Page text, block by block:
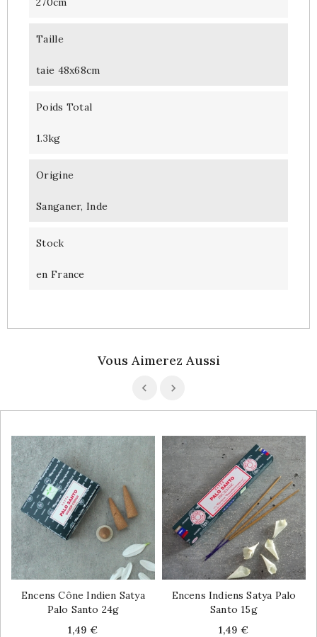
Taille
taie 48x68cm
Poids Total
1.3kg
Origine
Sanganer, Inde
Stock
en France
Vous Aimerez Aussi
Encens Cône Indien Satya
Palo Santo 24g
Price
1,49 €
Encens Indiens Satya Palo
Santo 15g
Price
1,49 €